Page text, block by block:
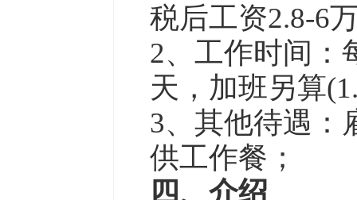
税后工资2.8-6
2、工作时间：
天，加班另算
3、其他待遇：
供工作餐；
四、介绍